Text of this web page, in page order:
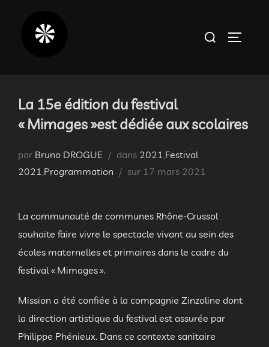
Rechercher :
La 15e édition du festival
« Mimages »est dédiée aux scolaires
par Bruno DROGUE dans 2021 Festival
2021 Programmation sur Publié
17 mars 2021
La communauté de communes Rhône-Crussol
souhaite faire vivre le spectacle vivant au sein des
écoles maternelles et primaires dans le cadre du
festival « Mimages ».
Mission a été confiée à la compagnie Zinzoline dont
la direction artistique du festival est assurée par
Philippe Phénieux. Dans ce contexte sanitaire